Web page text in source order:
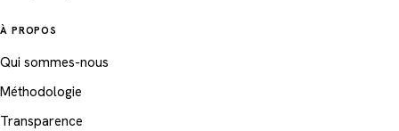
À PROPOS
Qui sommes-nous
Méthodologie
Transparence